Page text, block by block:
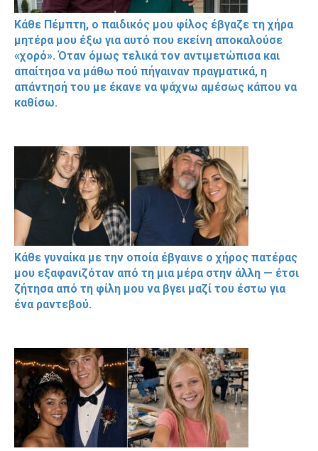
Κάθε Πέμπτη, ο παιδικός μου φίλος έβγαζε τη χήρα
μητέρα μου έξω για αυτό που εκείνη αποκαλούσε
«χορό». Όταν όμως τελικά τον αντιμετώπισα και
απαίτησα να μάθω πού πήγαιναν πραγματικά, η
απάντησή του με έκανε να ψάχνω αμέσως κάπου να
καθίσω.
Κάθε γυναίκα με την οποία έβγαινε ο χήρος πατέρας
μου εξαφανιζόταν από τη μια μέρα στην άλλη — έτσι
ζήτησα από τη φίλη μου να βγει μαζί του έστω για
ένα ραντεβού.